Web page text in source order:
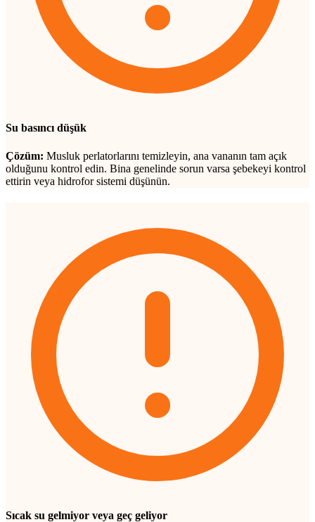
Su basıncı düşük
Çözüm: Musluk perlatorlarını temizleyin, ana vananın tam açık
olduğunu kontrol edin. Bina genelinde sorun varsa şebekeyi kontrol
ettirin veya hidrofor sistemi düşünün.
Sıcak su gelmiyor veya geç geliyor